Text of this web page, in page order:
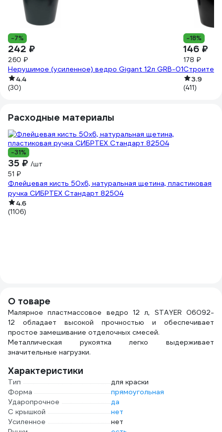
-7%
242 ₽
260 ₽
Нерушимое (усиленное) ведро Gigant 12л GRB-01
4.4
(30)
-18%
146 ₽
178 ₽
3.9
(411)
Расходные материалы
-31%
35 ₽ /шт
51 ₽
Флейцевая кисть 50х6, натуральная щетина, пластиковая
ручка СИБРТЕХ Стандарт 82504
4.6
(1106)
О товаре
Малярное пластмассовое ведро 12 л, STAYER 06092-
12 обладает высокой прочностью и обеспечивает
простое замешивание отделочных смесей.
Металлическая рукоятка легко выдерживает
значительные нагрузки.
Характеристики
Тип
для краски
Форма
прямоугольная
Ударопрочное
да
С крышкой
нет
Усиленное
нет